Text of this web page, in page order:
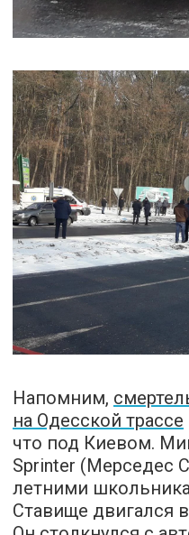
Напомним,
на Одесской трассе
что под Киевом.
Sprinter (Мерседес
летними
Ставище двигался